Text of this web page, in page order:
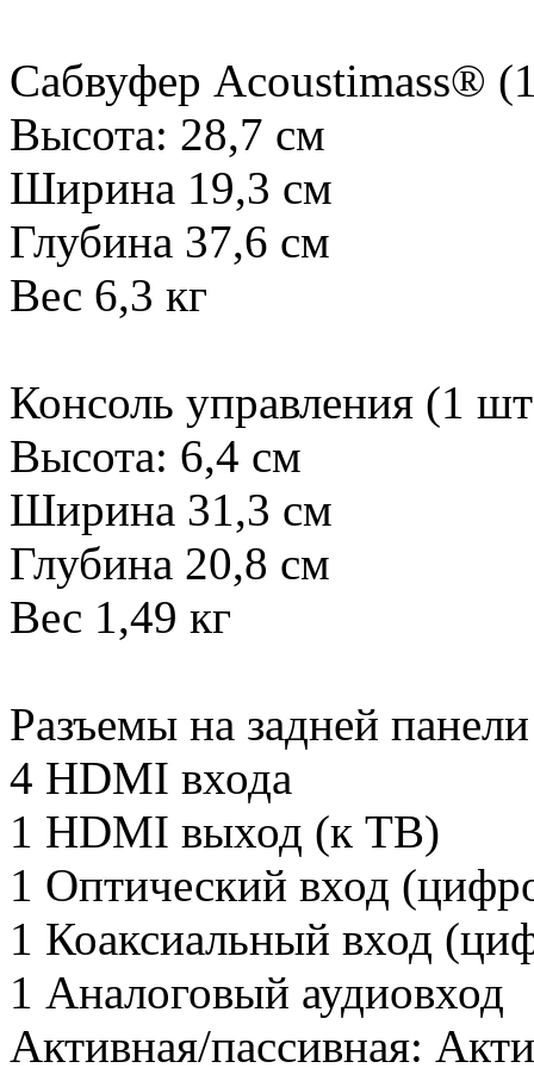
Сабвуфер Acoustimass®
Высота: 28,7 см
Ширина 19,3 см
Глубина 37,6 см
Вес 6,3 кг
Консоль управления (1
Высота: 6,4 см
Ширина 31,3 см
Глубина 20,8 см
Вес 1,49 кг
Разъемы на задней
4 HDMI входа
1 HDMI выход (к ТВ)
1 Оптический вход
1 Коаксиальный вход
1 Аналоговый аудиовход
Активная/пассивная: